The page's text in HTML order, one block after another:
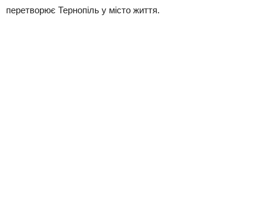
перетворює Тернопіль у місто життя.